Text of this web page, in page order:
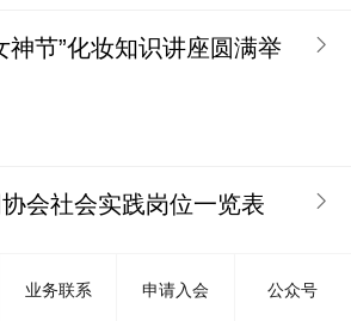
神节”化妆知识讲座圆满举
会社会实践岗位一览表
业务联系 申请入会 公众号